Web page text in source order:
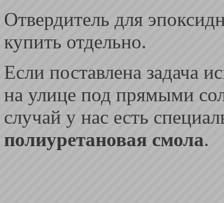
Отвердитель для
купить отдельно.
Если поставлена задача
на улице под прямыми
случай у нас есть
полиуретановая смола.